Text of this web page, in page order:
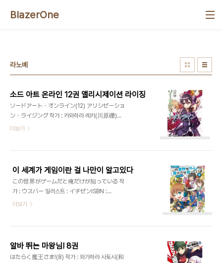
BlazerOne
라노베
소드 아트 온라인 12권 앨리시제이션 라이징
ソードアート・オンライン(12) アリシゼーショ
ン・ライジング 작가 : 카와하라 레키(川原礫)일
러스트 : abecISBN : 9784048915298출판사
더보기
이 세계가 게임이란 걸 나만이 알고있다
この世界がゲームだと俺だけが知っている 작
가 : ウスバー 일러스트 : イチゼンISBN :
9784047288157출판사 : 엔터브레인발매일 :
더보기
알바 뛰는 마왕님! 8권
はたらく魔王さま!(8) 작가 : 와가하라 사토시(和